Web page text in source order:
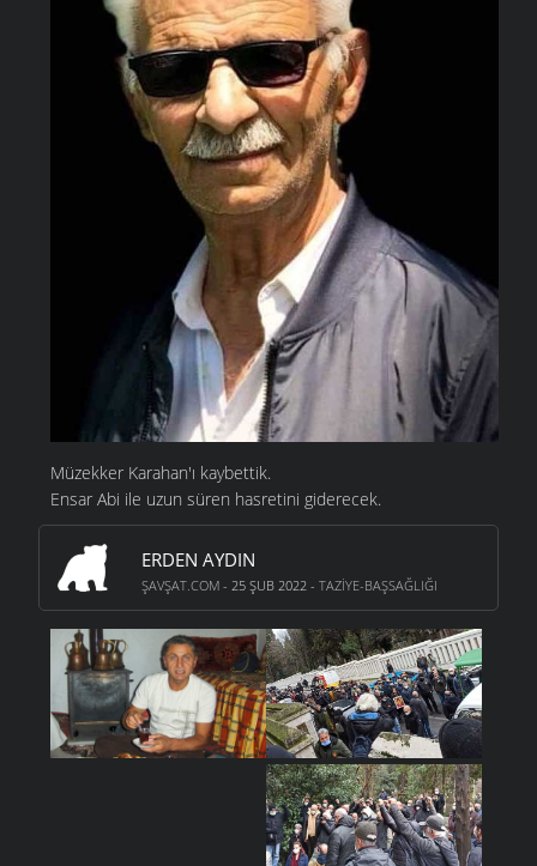
Müzekker Karahan'ı kaybettik.
Ensar Abi ile uzun süren hasretini giderecek.
ERDEN AYDIN
ŞAVŞAT.COM - 25 ŞUB 2022 - TAZIYE-BAŞSAĞLIĞI